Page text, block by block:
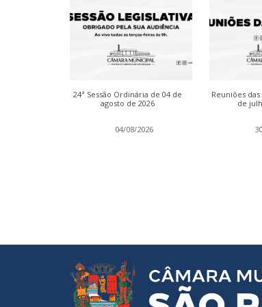
24ª Sessão Ordinária de 04 de
agosto de 2026
04/08/2026
Reuniões
de